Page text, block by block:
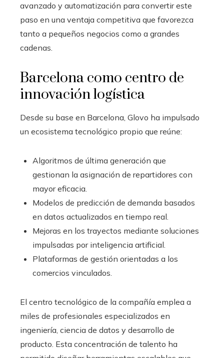
avanzado y automatización para convertir este
paso en una ventaja competitiva que favorezca
tanto a pequeños negocios como a grandes
cadenas.
Barcelona como centro de
innovación logística
Desde su base en Barcelona, Glovo ha impulsado
un ecosistema tecnológico propio que reúne:
Algoritmos de última generación que
gestionan la asignación de repartidores con
mayor eficacia.
Modelos de predicción de demanda basados
en datos actualizados en tiempo real.
Mejoras en los trayectos mediante soluciones
impulsadas por inteligencia artificial.
Plataformas de gestión orientadas a los
comercios vinculados.
El centro tecnológico de la compañía emplea a
miles de profesionales especializados en
ingeniería, ciencia de datos y desarrollo de
producto. Esta concentración de talento ha